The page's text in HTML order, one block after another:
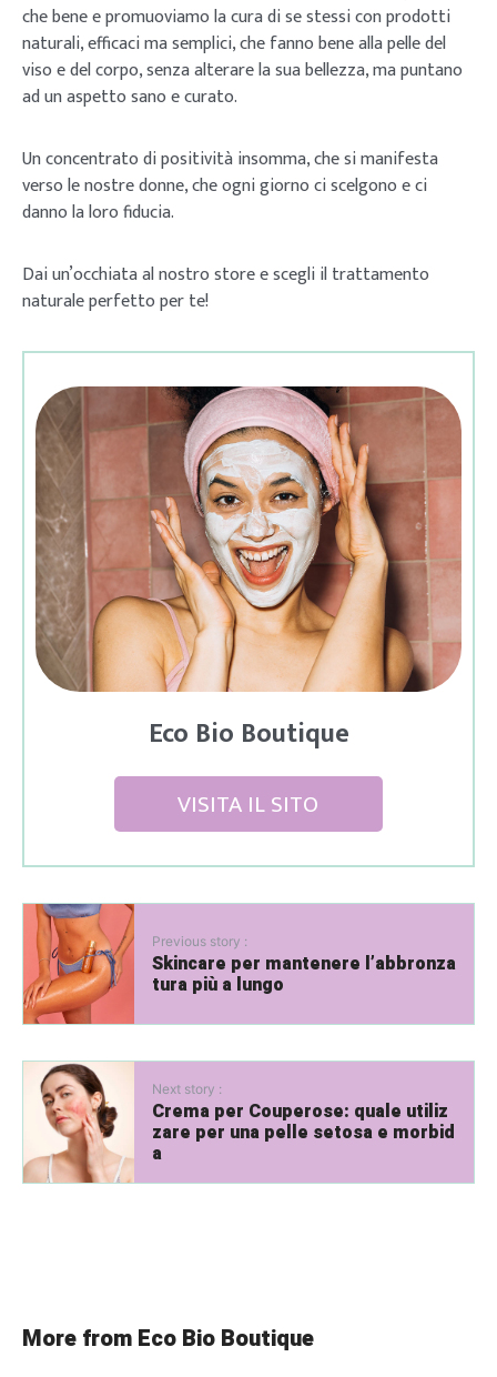
che bene e promuoviamo la cura di se stessi con prodotti
naturali, efficaci ma semplici, che fanno bene alla pelle del
viso e del corpo, senza alterare la sua bellezza, ma puntano
ad un aspetto sano e curato.
Un concentrato di positività insomma, che si manifesta
verso le nostre donne, che ogni giorno ci scelgono e ci
danno la loro fiducia.
Dai un’occhiata al nostro store e scegli il trattamento
naturale perfetto per te!
Eco Bio Boutique
VISITA IL SITO
Previous story :
Skincare per mantenere l’abbronza
tura più a lungo
Next story :
Crema per Couperose: quale utiliz
zare per una pelle setosa e morbid
a
More from Eco Bio Boutique